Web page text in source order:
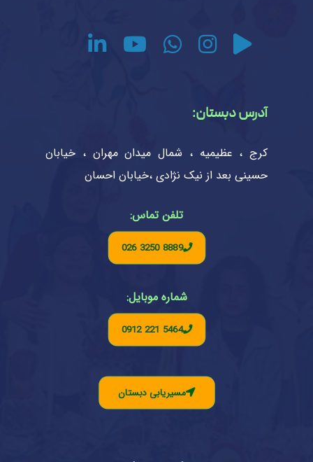
آدرس دبستان:
کرج ، عظیمیه ، شمال میدان مهران ، خیابان
حسینی بعد از نیک نژادی ،خیابان احسان
تلفن تماس:
026 3250 8889
شماره موبایل:
0912 221 5464
مسیریابی دبستان